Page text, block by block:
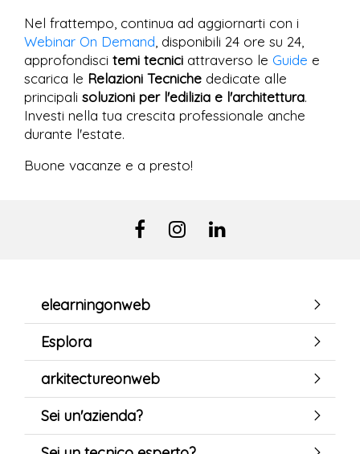
Nel frattempo, continua ad aggiornarti con i
Webinar On Demand , disponibili 24 ore su 24,
approfondisci temi tecnici attraverso le Guide e
scarica le Relazioni Tecniche dedicate alle
principali soluzioni per l'edilizia e l'architettura.
Investi nella tua crescita professionale anche
durante l'estate.
Buone vacanze e a presto!
elearningonweb
Esplora
arkitectureonweb
Sei un'azienda?